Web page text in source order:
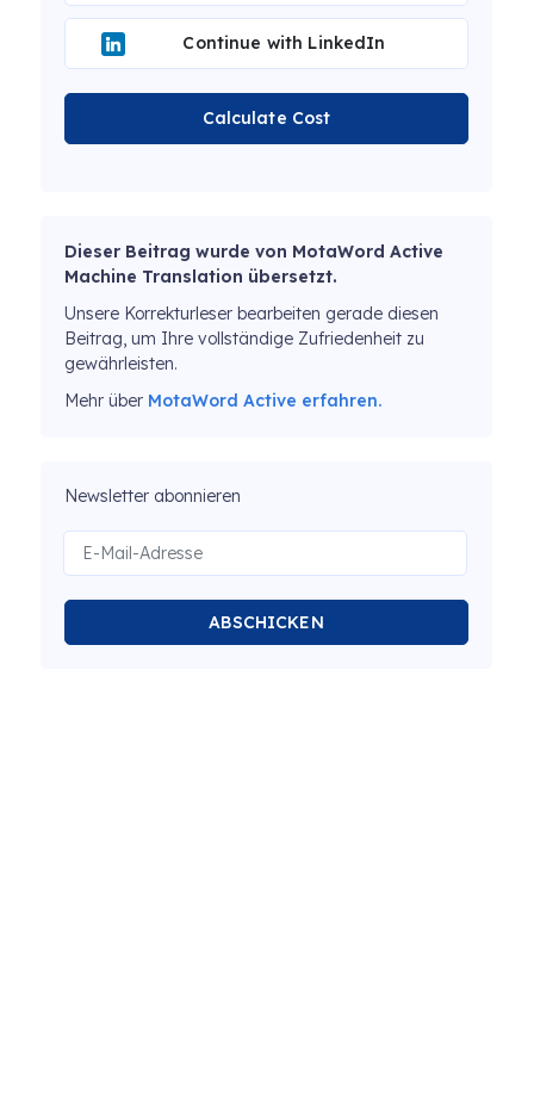
Continue with LinkedIn
Calculate Cost
Dieser Beitrag wurde von MotaWord Active
Machine Translation übersetzt.
Unsere Korrekturleser bearbeiten gerade diesen
Beitrag, um Ihre vollständige Zufriedenheit zu
gewährleisten.
Mehr über MotaWord Active erfahren.
Newsletter abonnieren
ABSCHICKEN